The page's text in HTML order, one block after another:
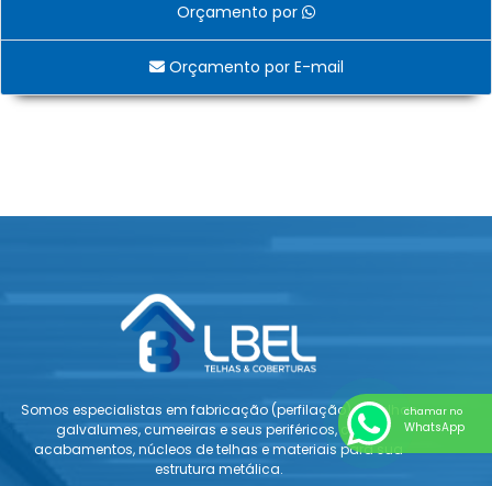
Orçamento por
Orçamento por E-mail
Somos especialistas em fabricação (perfilação) de telhas
galvalumes, cumeeiras e seus periféricos, como
acabamentos, núcleos de telhas e materiais para sua
estrutura metálica.
chamar no
WhatsApp